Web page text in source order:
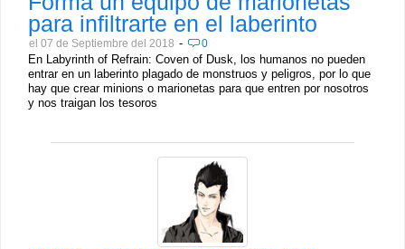
para infiltrarte en el laberinto
el 07 de Septiembre del 2018 - 0
En Labyrinth of Refrain: Coven of Dusk, los humanos no pueden
entrar en un laberinto plagado de monstruos y peligros, por lo que
hay que crear minions o marionetas para que entren por nosotros
y nos traigan los tesoros